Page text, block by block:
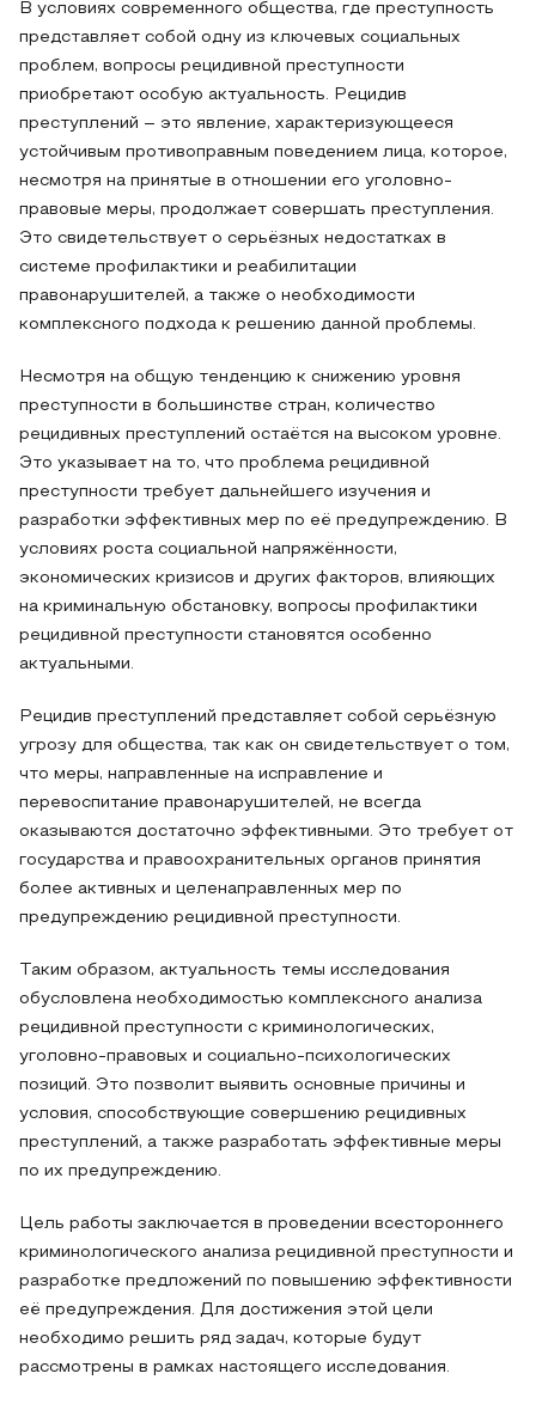
В условиях современного общества, где преступность
представляет собой одну из ключевых социальных
проблем, вопросы рецидивной преступности
приобретают особую актуальность. Рецидив
преступлений – это явление, характеризующееся
устойчивым противоправным поведением лица, которое,
несмотря на принятые в отношении его уголовно-
правовые меры, продолжает совершать преступления.
Это свидетельствует о серьёзных недостатках в
системе профилактики и реабилитации
правонарушителей, а также о необходимости
комплексного подхода к решению данной проблемы.
Несмотря на общую тенденцию к снижению уровня
преступности в большинстве стран, количество
рецидивных преступлений остаётся на высоком уровне.
Это указывает на то, что проблема рецидивной
преступности требует дальнейшего изучения и
разработки эффективных мер по её предупреждению. В
условиях роста социальной напряжённости,
экономических кризисов и других факторов, влияющих
на криминальную обстановку, вопросы профилактики
рецидивной преступности становятся особенно
актуальными.
Рецидив преступлений представляет собой серьёзную
угрозу для общества, так как он свидетельствует о том,
что меры, направленные на исправление и
перевоспитание правонарушителей, не всегда
оказываются достаточно эффективными. Это требует от
государства и правоохранительных органов принятия
более активных и целенаправленных мер по
предупреждению рецидивной преступности.
Таким образом, актуальность темы исследования
обусловлена необходимостью комплексного анализа
рецидивной преступности с криминологических,
уголовно-правовых и социально-психологических
позиций. Это позволит выявить основные причины и
условия, способствующие совершению рецидивных
преступлений, а также разработать эффективные меры
по их предупреждению.
Цель работы заключается в проведении всестороннего
криминологического анализа рецидивной преступности и
разработке предложений по повышению эффективности
её предупреждения. Для достижения этой цели
необходимо решить ряд задач, которые будут
рассмотрены в рамках настоящего исследования.